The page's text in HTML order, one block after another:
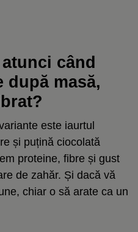
când
după masă,
este iaurtul
și puțină ciocolată
proteine, fibre și gust
de zahăr. Și dacă vă
chiar o să arate ca un